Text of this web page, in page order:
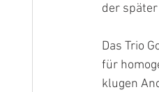
der
Das Trio
für
klugen